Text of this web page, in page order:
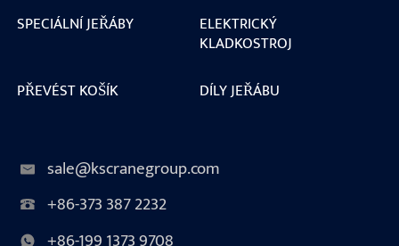
SPECIÁLNÍ JEŘÁBY
ELEKTRICKÝ
KLADKOSTROJ
PŘEVÉST KOŠÍK
DÍLY JEŘÁBU
sale@kscranegroup.com
+86-373 387 2232